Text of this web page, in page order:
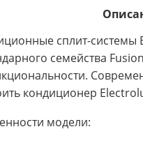
сплит-системы
семейства
кондиционер
модели: